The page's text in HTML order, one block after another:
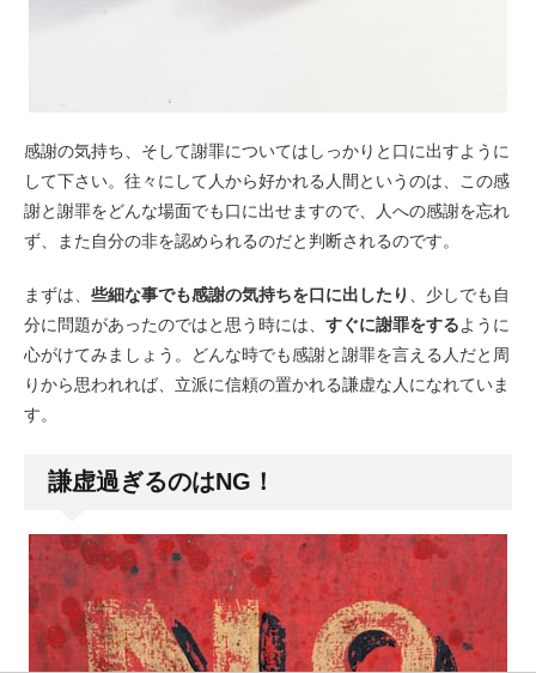
感謝の気持ち、そして謝罪についてはしっかりと口に出すように
して下さい。往々にして人から好かれる人間というのは、この感
謝と謝罪をどんな場面でも口に出せますので、人への感謝を忘れ
ず、また自分の非を認められるのだと判断されるのです。
まずは、 些細な事でも感謝の気持ちを口に出したり
、少しでも自
分に問題があったのではと思う時には、 すぐに謝罪をするように
心がけてみましょう。どんな時でも感謝と謝罪を言える人だと周
りから思われれば、立派に信頼の置かれる謙虚な人になれていま
す。
謙虚過ぎるのはNG！